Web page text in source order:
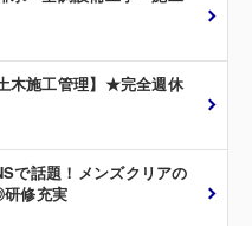
木施工管理】★完全週休
で話題！メンズクリアの
修充実